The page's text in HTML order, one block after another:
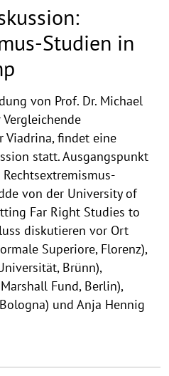
Studien in
von Prof. Dr. Michael
Viadrina, findet eine
statt. Ausgangspunkt
von der University of
Far Right Studies to
diskutieren vor Ort
Superiore, Florenz),
Brünn),
Fund, Berlin),
und Anja Hennig